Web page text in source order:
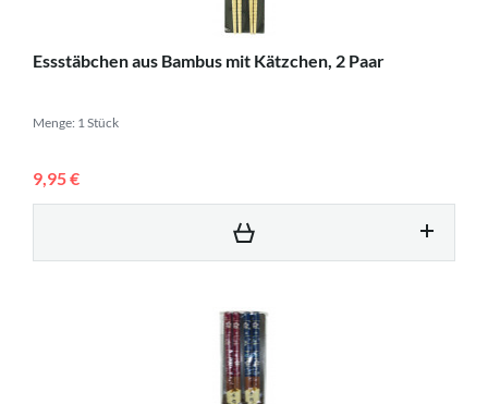
Essstäbchen aus Bambus mit Kätzchen, 2 Paar
Menge: 1 Stück
9,95 €